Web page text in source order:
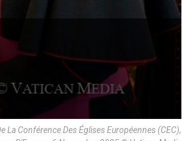
La Conférence Des Églises Européennes (CEC),